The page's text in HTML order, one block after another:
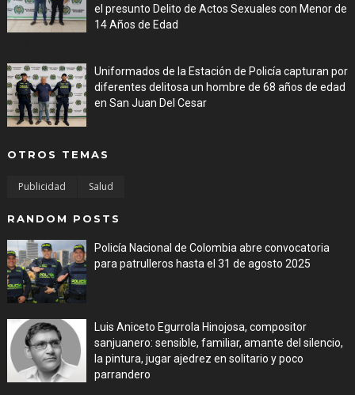
el presunto Delito de Actos Sexuales con Menor de
14 Años de Edad
Uniformados de la Estación de Policía capturan por
diferentes delitosa un hombre de 68 años de edad
en San Juan Del Cesar
OTROS TEMAS
Publicidad Salud
RANDOM POSTS
Policía Nacional de Colombia abre convocatoria
para patrulleros hasta el 31 de agosto 2025
Luis Aniceto Egurrola Hinojosa, compositor
sanjuanero: sensible, familiar, amante del silencio,
la pintura, jugar ajedrez en solitario y poco
parrandero